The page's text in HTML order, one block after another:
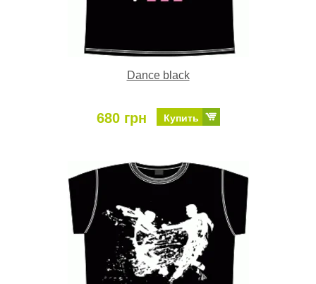
Dance black
680 грн Купить